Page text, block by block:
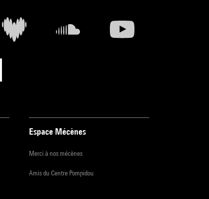
Espace Mécènes
Merci à nos mécènes
Amis du Centre Pompidou